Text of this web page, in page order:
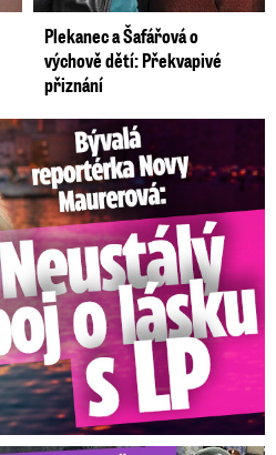
Plekanec a Šafářová o
výchově dětí: Překvapivé
přiznání
Neustálý boj o lásku s ...